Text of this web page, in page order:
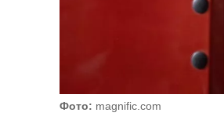
Фото: magnific.com